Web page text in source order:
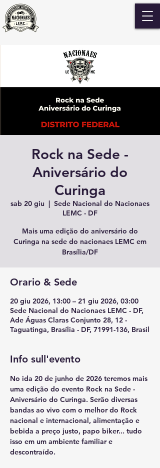
Rock na Sede -
Aniversário do
Curinga
sab 20 giu
  |
Sede Nacional do Nacionaes
LEMC - DF
Mais uma edição do aniversário do
Curinga na sede do nacionaes LEMC em
Brasília/DF
Orario & Sede
20 giu 2026, 13:00 – 21 giu 2026, 03:00
Sede Nacional do Nacionaes LEMC - DF,
Ade Águas Claras Conjunto 28, 12 -
Taguatinga, Brasília - DF, 71991-136, Brasil
Info sull'evento
No ida 20 de junho de 2026 teremos mais
uma edição do evento Rock na Sede -
Aniversário do Curinga. Serão diversas
bandas ao vivo com o melhor do Rock
nacional e internacional, alimentação e
bebida a preço justo, papo biker... tudo
isso em um ambiente familiar e
descontraído.